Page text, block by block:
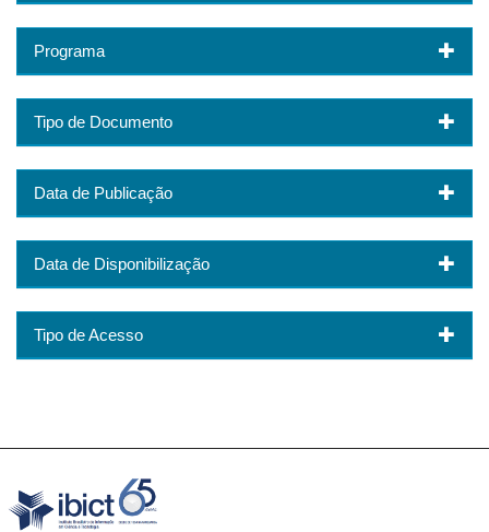
Programa
Tipo de Documento
Data de Publicação
Data de Disponibilização
Tipo de Acesso